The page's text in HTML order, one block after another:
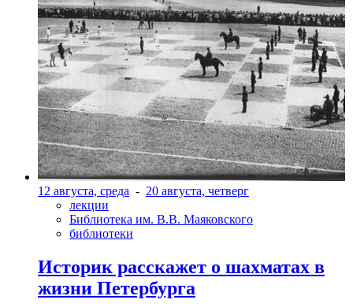
12 августа, среда - 20 августа, четверг
лекции
Библиотека им. В.В. Маяковского
библиотеки
Историк расскажет о шахматах в
жизни Петербурга